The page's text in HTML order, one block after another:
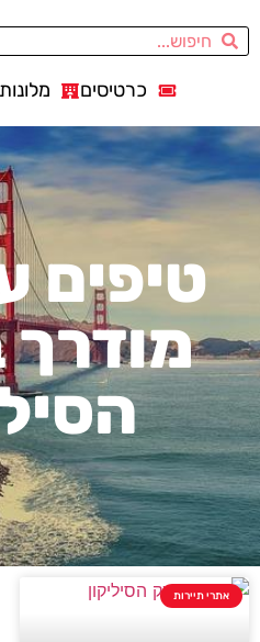
כרטיסים מלונות
טיפים
אתרי תיירות